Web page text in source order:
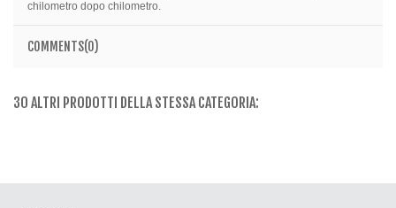
chilometro dopo chilometro.
COMMENTS(0)
30 ALTRI PRODOTTI DELLA STESSA CATEGORIA: